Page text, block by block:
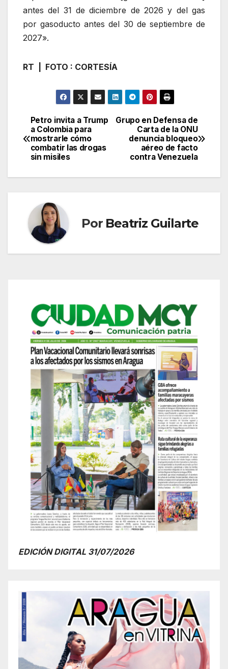
antes del 31 de diciembre de 2026 y del gas
por gasoducto antes del 30 de septiembre de
2027».
RT | FOTO : CORTESÍA
Navegación
de
Grupo en Defensa de
Carta de la ONU
denuncia bloqueo
aéreo de facto
contra Venezuela
Petro invita a Trump
a Colombia para
mostrarle cómo
combatir las drogas
sin misiles
Por Beatriz Guilarte
EDICIÓN DIGITAL 31/07/2026